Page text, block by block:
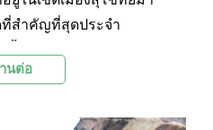
ที่สำคัญที่สุดประจำ
อว่าเป็นวัดใหญ่ใจกลาง
อดดอกบัวตูม, วิหาร,
นต่อ